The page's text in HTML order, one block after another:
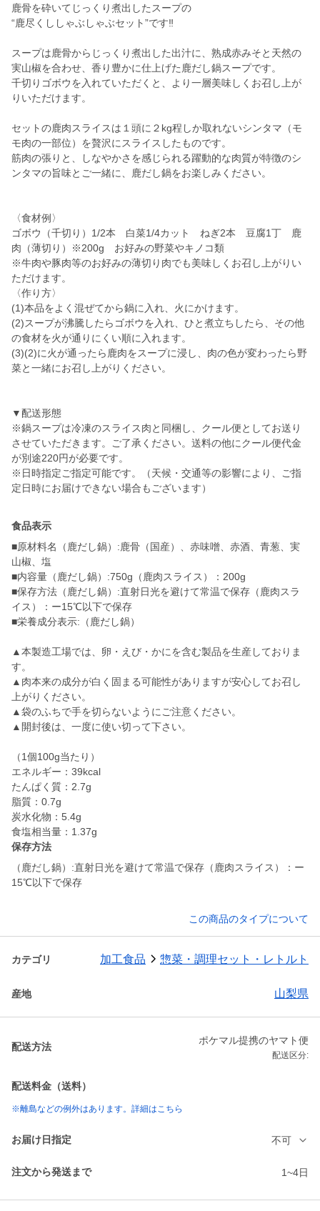
鹿骨を砕いてじっくり煮出したスープの
“鹿尽くししゃぶしゃぶセット”です‼
スープは鹿骨からじっくり煮出した出汁に、熟成赤みそと天然の
実山椒を合わせ、香り豊かに仕上げた鹿だし鍋スープです。
千切りゴボウを入れていただくと、より一層美味しくお召し上が
りいただけます。
セットの鹿肉スライスは１頭に２kg程しか取れないシンタマ（モ
モ肉の一部位）を贅沢にスライスしたものです。
筋肉の張りと、しなやかさを感じられる躍動的な肉質が特徴のシ
ンタマの旨味とご一緒に、鹿だし鍋をお楽しみください。
〈食材例〉
ゴボウ（千切り）1/2本 白菜1/4カット ねぎ2本 豆腐1丁 鹿
肉（薄切り）※200g お好みの野菜やキノコ類
※牛肉や豚肉等のお好みの薄切り肉でも美味しくお召し上がりい
ただけます。
〈作り方〉
(1)本品をよく混ぜてから鍋に入れ、火にかけます。
(2)スープが沸騰したらゴボウを入れ、ひと煮立ちしたら、その他
の食材を火が通りにくい順に入れます。
(3)(2)に火が通ったら鹿肉をスープに浸し、肉の色が変わったら野
菜と一緒にお召し上がりください。
▼配送形態
※鍋スープは冷凍のスライス肉と同梱し、クール便としてお送り
させていただきます。ご了承ください。送料の他にクール便代金
が別途220円が必要です。
※日時指定ご指定可能です。（天候・交通等の影響により、ご指
定日時にお届けできない場合もございます）
食品表示
■原材料名（鹿だし鍋）:鹿骨（国産）、赤味噌、赤酒、青葱、実
山椒、塩
■内容量（鹿だし鍋）:750g（鹿肉スライス）：200g
■保存方法（鹿だし鍋）:直射日光を避けて常温で保存（鹿肉スラ
イス）：ー15℃以下で保存
■栄養成分表示:（鹿だし鍋）
▲本製造工場では、卵・えび・かにを含む製品を生産しておりま
す。
▲肉本来の成分が白く固まる可能性がありますが安心してお召し
上がりください。
▲袋のふちで手を切らないようにご注意ください。
▲開封後は、一度に使い切って下さい。
（1個100g当たり）
エネルギー：39kcal
たんぱく質：2.7g
脂質：0.7g
炭水化物：5.4g
食塩相当量：1.37g
保存方法
（鹿だし鍋）:直射日光を避けて常温で保存（鹿肉スライス）：ー
15℃以下で保存
この商品のタイプについて
カテゴリ 加工食品 惣菜・調理セット・レトルト
産地 山梨県
配送方法
ポケマル提携のヤマト便
配送区分:
配送料金（送料）
※離島などの例外はあります。詳細はこちら
お届け日指定 不可
注文から発送まで 1~4日